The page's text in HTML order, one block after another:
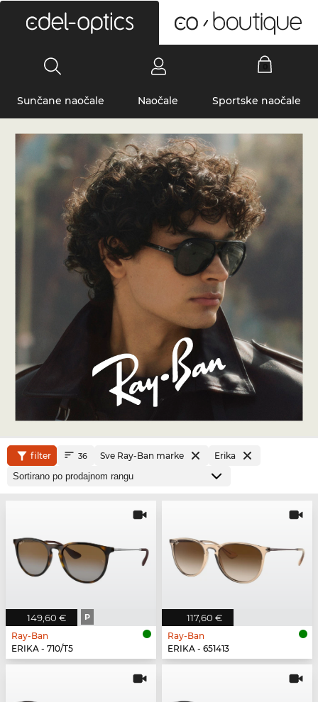
Sunčane naočale Naočale Sportske naočale
filter 36 Sve Ray-Ban marke Erika
149,60 € P
Ray-Ban
ERIKA - 710/T5
117,60 €
Ray-Ban
ERIKA - 651413